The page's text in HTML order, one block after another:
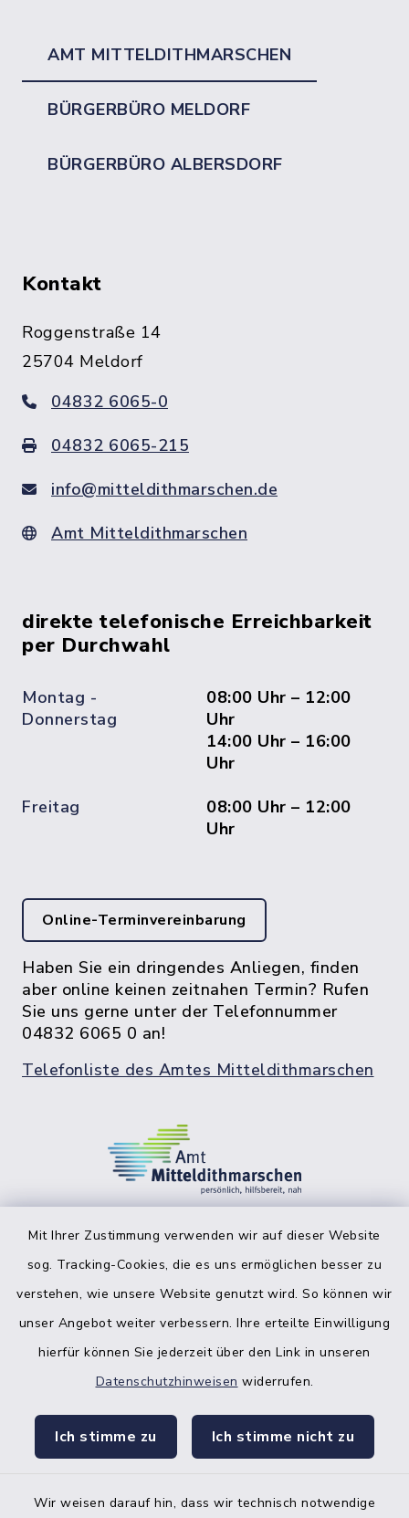
Mit Ihrer Zustimmung verwenden wir auf dieser Website
sog. Tracking-Cookies, die es uns ermöglichen besser zu
verstehen, wie unsere Website genutzt wird. So können wir
unser Angebot weiter verbessern. Ihre erteilte Einwilligung
hierfür können Sie jederzeit über den Link in unseren
Datenschutzhinweisen widerrufen.
Ich stimme zu Ich stimme nicht zu
Wir weisen darauf hin, dass wir technisch notwendige
AMT MITTELDITHMARSCHEN
BÜRGERBÜRO MELDORF
BÜRGERBÜRO ALBERSDORF
Kontakt
Roggenstraße 14
25704 Meldorf
04832 6065-0
04832 6065-215
info@mitteldithmarschen.de
Amt Mitteldithmarschen
direkte telefonische Erreichbarkeit
per Durchwahl
Montag -
Donnerstag
08:00 Uhr – 12:00
Uhr
14:00 Uhr – 16:00
Uhr
Freitag
08:00 Uhr – 12:00
Uhr
Online-Terminvereinbarung
Haben Sie ein dringendes Anliegen, finden
aber online keinen zeitnahen Termin? Rufen
Sie uns gerne unter der Telefonnummer
04832 6065 0 an!
Telefonliste des Amtes Mitteldithmarschen
facebook
Bankverbindung der Amtskasse
Kontakt